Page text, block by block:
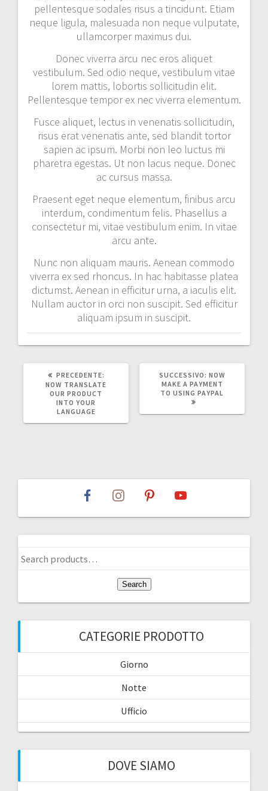
pellentesque sodales risus a tincidunt. Etiam
neque ligula, malesuada non neque vulputate,
ullamcorper maximus dui.
Donec viverra arcu nec eros aliquet
vestibulum. Sed odio neque, vestibulum vitae
lorem mattis, lobortis sollicitudin elit.
Pellentesque tempor ex nec viverra elementum.
Fusce aliquet, lectus in venenatis sollicitudin,
risus erat venenatis ante, sed blandit tortor
sapien ac ipsum. Morbi non leo luctus mi
pharetra egestas. Ut non lacus neque. Donec
ac cursus massa.
Praesent eget neque elementum, finibus arcu
interdum, condimentum felis. Phasellus a
consectetur mi, vitae vestibulum enim. In vitae
arcu ante.
Nunc non aliquam mauris. Aenean commodo
viverra ex sed rhoncus. In hac habitasse platea
dictumst. Aenean in efficitur urna, a iaculis elit.
Nullam auctor in orci non suscipit. Sed efficitur
aliquam ipsum in suscipit.
PRECEDENTE:
PRECEDENTE:
NOW TRANSLATE
OUR PRODUCT
INTO YOUR
LANGUAGE
SUCCESSIVO: ARTICOLO
SUCCESSIVO:
NOW
MAKE A PAYMENT
TO USING PAYPAL
Search
for:
Search
CATEGORIE PRODOTTO
Giorno
Notte
Ufficio
DOVE SIAMO